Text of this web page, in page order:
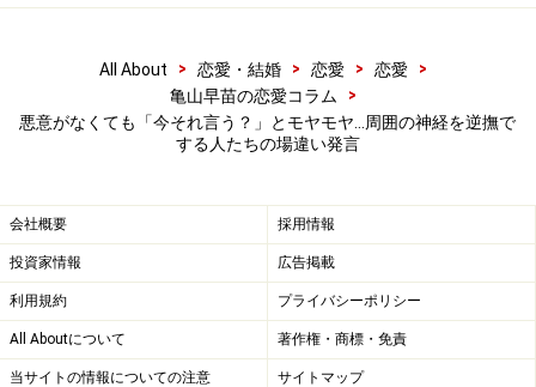
言ったんです。するとユキノは、『いざというとき当事
者はパニックになって何もできないのよ。すぐに連絡し
てね』と言い続ける。『死ぬの前提にする話はやめな
くてもいいでしょということですよね」
このユキノさん、以前にも別の友人と「場違い発言」
で、もめごとを起こしているのだという。
All About > 恋愛・結婚 > 恋愛 > 恋愛
>
亀山早苗の恋愛コラム
>
悪意がなくても「今それ言う？」とモヤモヤ…周囲の神経を逆撫で
する人たちの場違い発言
会社概要 採用情報
投資家情報 広告掲載
利用規約 プライバシーポリシー
All Aboutについて 著作権・商標・免責
当サイトの情報についての注意 サイトマップ